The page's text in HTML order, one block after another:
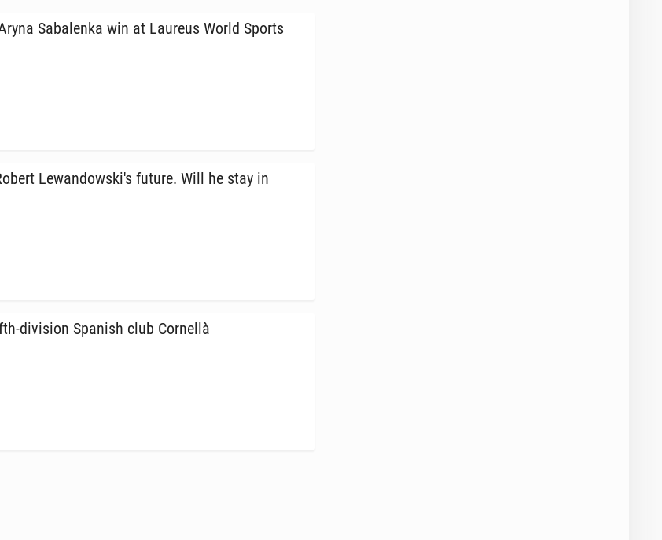
Sa­balen­ka win at Laureus World Sports
Lewandowski's future. Will he stay in
di­vi­sion Spanish club Cor­nel­là